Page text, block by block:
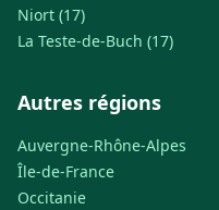
Niort (17)
La Teste-de-Buch (17)
Autres régions
Auvergne-Rhône-Alpes
Île-de-France
Occitanie